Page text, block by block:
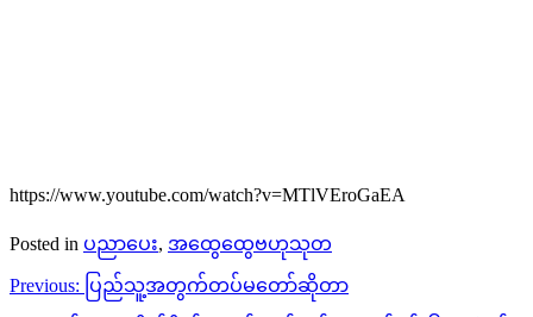
https://www.youtube.com/watch?v=MTlVEroGaEA
Posted in ပညာပေး, အထွေထွေဗဟုသုတ
Post
Previous: ပြည်သူ့အတွက်တပ်မတော်ဆိုတာ